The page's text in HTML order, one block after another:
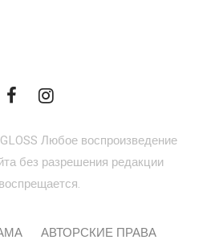
Любое воспроизведение
без разрешения редакции
воспрещается.
АВТОРСКИЕ ПРАВА